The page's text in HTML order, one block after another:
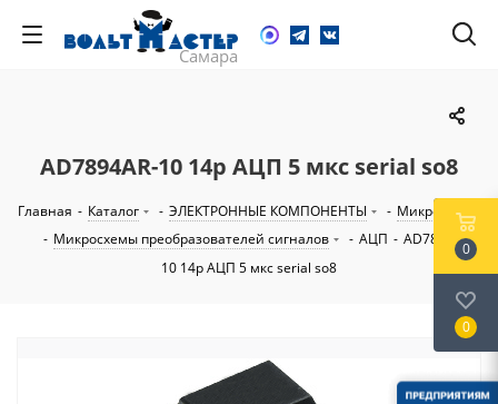
AD7894AR-10 14р АЦП 5 мкс serial so8
Главная - Каталог - ЭЛЕКТРОННЫЕ КОМПОНЕНТЫ - Микросхемы
- Микросхемы преобразователей сигналов - АЦП - AD7894AR-
10 14р АЦП 5 мкс serial so8
0
0